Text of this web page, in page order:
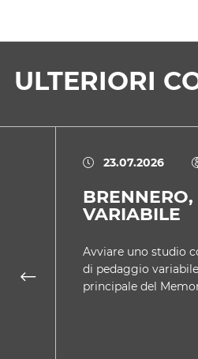
ULTERIORI
23.07.2026
VARIABILE
Avviare uno studio
di pedaggio
principale del